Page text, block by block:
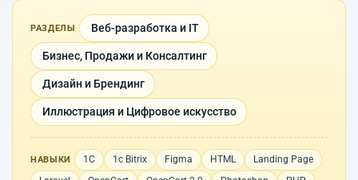
РАЗДЕЛЫ Веб-разработка и IT
Бизнес, Продажи и Консалтинг
Дизайн и Брендинг
Иллюстрация и Цифровое искусство
НАВЫКИ 1С 1с Bitrix Figma HTML
Landing Page